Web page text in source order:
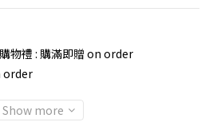
物禮 : 購滿即贈 on order
order
Show more